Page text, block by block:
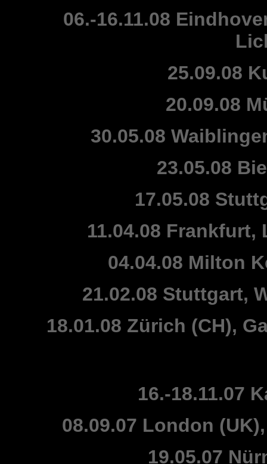
06.-16.11.08
25.09.08
20.09.08
30.05.08
23.05.08
17.05.08
11.04.08
04.04.08 Milton
21.02.08 Stuttgart,
18.01.08 Zürich (CH),
16.-18.11.07
08.09.07 London
19.05.07